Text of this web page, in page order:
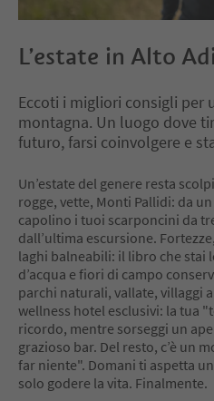
L’estate in Alto
Eccoti i migliori consigli per
montagna. Un luogo dove
futuro, farsi coinvolgere e
Un’estate del genere resta
rogge, vette, Monti Pallidi: da
capolino i tuoi scarponcini da
dall’ultima escursione.
laghi balneabili: il libro che stai
d’acqua e fiori di campo
parchi naturali, vallate, villaggi
wellness hotel esclusivi: la tua
ricordo, mentre sorseggi un
grazioso bar. Del resto, c’è un
far niente". Domani ti aspetta
solo godere la vita. Finalmente.